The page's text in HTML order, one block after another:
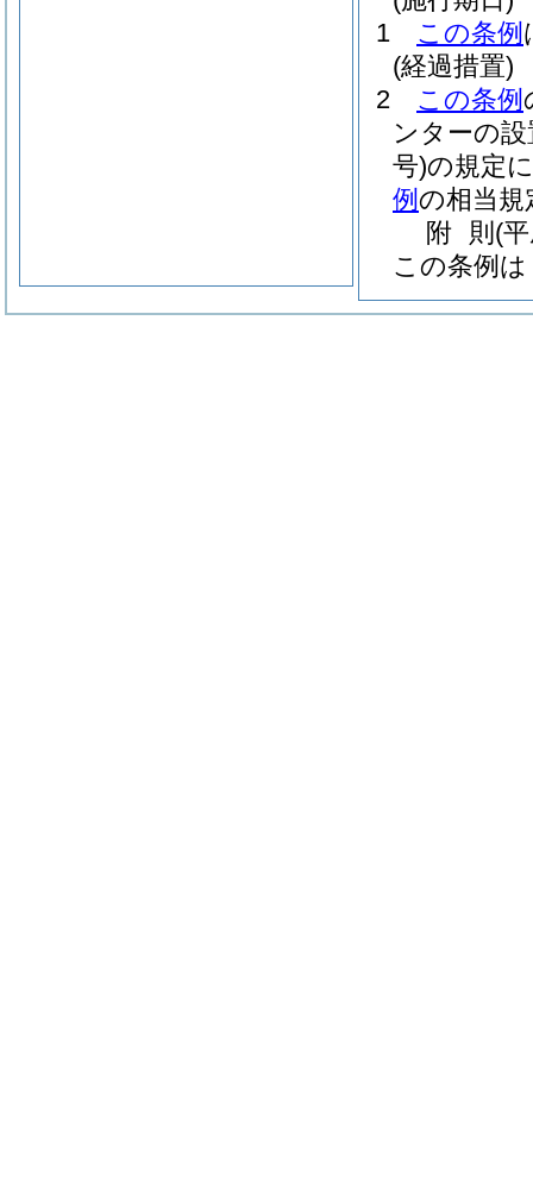
1
この条例
(経過措置)
2
この条例
ンターの
号)の規定
例 の相当
附 則 (
この条例